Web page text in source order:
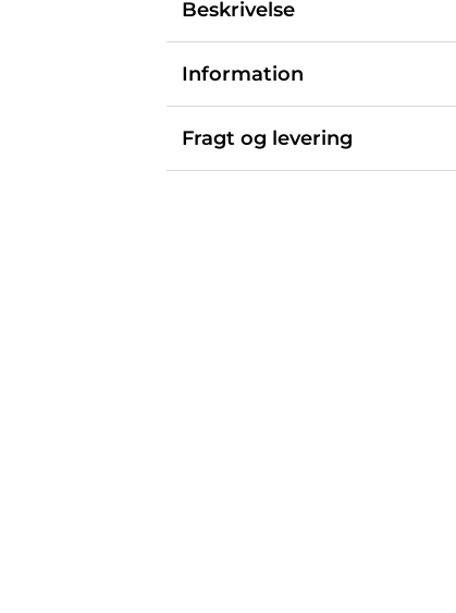
Beskrivelse
Information
Fragt og levering